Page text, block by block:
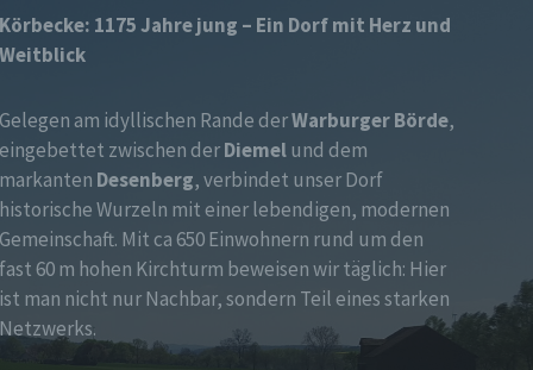
Körbecke: 1175 Jahre jung – Ein Dorf mit Herz und
Weitblick
Gelegen am idyllischen Rande derWarburger Börde,
eingebettet zwischen derDiemelund dem
markanten Desenberg, verbindet unser Dorf
historische Wurzeln mit einer lebendigen, modernen
Gemeinschaft. Mit ca 650 Einwohnern rund um den
fast 60 m hohen Kirchturm beweisen wir täglich: Hier
ist man nicht nur Nachbar, sondern Teil eines starken
Netzwerks.